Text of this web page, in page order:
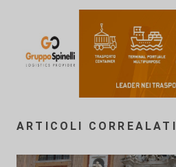
ARTICOLI CORREALATI